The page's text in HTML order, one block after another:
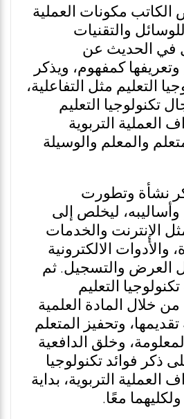
مكونات العملية
والتقنيات
في الحديث عن
وتعريفها كمفهوم، ويذكر
التعليم مثل التفاعلية،
تكنولوجيا التعليم
العملية التربوية
والمعلم والوسيلة
نشأة وتطورت
وأساليبه، ليخلص إلى
الإنترنت والخدمات
والأدوات الالكترونية
العرض والتسجيل. ثم
التعليم
خلال المادة العلمية
وتحفيز المتعلم
وخلق الدافعية
ذكر فوائد تكنولوجيا
العملية التربوية، بداية
ولكليهما معًا.